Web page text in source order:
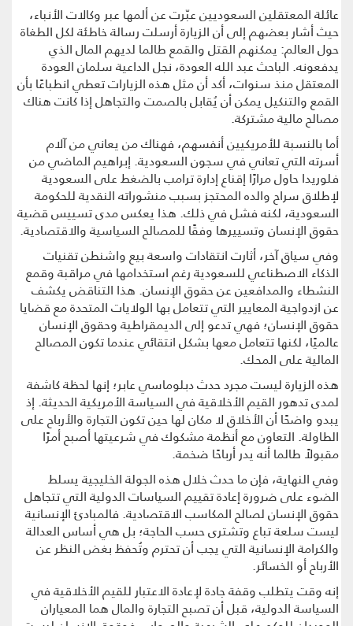
عائلة المعتقلين السعوديين عبّرت عن ألمها عبر وكالات الأنباء،
حيث أشار بعضهم إلى أن الزيارة أرسلت رسالة خاطئة لكل الطغاة
حول العالم: يمكنهم القتل والقمع طالما لديهم المال الذي
يدفعونه. الباحث عبد الله العودة، نجل الداعية سلمان العودة
المعتقل منذ سنوات، أكد أن مثل هذه الزيارات تعطي انطباعًا بأن
القمع والتنكيل يمكن أن يُقابل بالصمت والتجاهل إذا كانت هناك
مصالح مالية مشتركة.
أما بالنسبة للأمريكيين أنفسهم، فهناك من يعاني من آلام
أسرته التي تعاني في سجون السعودية. إبراهيم الماضي من
فلوريدا حاول مرارًا إقناع إدارة ترامب بالضغط على السعودية
لإطلاق سراح والده المحتجز بسبب منشوراته النقدية للحكومة
السعودية، لكنه فشل في ذلك. هذا يعكس مدى تسييس قضية
حقوق الإنسان وتسييرها وفقًا للمصالح السياسية والاقتصادية.
وفي سياق آخر، أثارت انتقادات واسعة بيع واشنطن تقنيات
الذكاء الاصطناعي للسعودية رغم استخدامها في مراقبة وقمع
النشطاء والمدافعين عن حقوق الإنسان. هذا التناقض يكشف
عن ازدواجية المعايير التي تتعامل بها الولايات المتحدة مع قضايا
حقوق الإنسان؛ فهي تدعو إلى الديمقراطية وحقوق الإنسان
عالميًا، لكنها تتعامل معها بشكل انتقائي عندما تكون المصالح
المالية على المحك.
هذه الزيارة ليست مجرد حدث دبلوماسي عابر؛ إنها لحظة كاشفة
لمدى تدهور القيم الأخلاقية في السياسة الأمريكية الحديثة. إذ
يبدو واضحًا أن الأخلاق لا مكان لها حين تكون التجارة والأرباح على
الطاولة. التعاون مع أنظمة مشكوك في شرعيتها أصبح أمرًا
مقبولاً طالما أنه يدر أرباحًا ضخمة.
وفي النهاية، فإن ما حدث خلال هذه الجولة الخليجية يسلط
الضوء على ضرورة إعادة تقييم السياسات الدولية التي تتجاهل
حقوق الإنسان لصالح المكاسب الاقتصادية. فالمبادئ الإنسانية
ليست سلعة تباع وتشترى حسب الحاجة؛ بل هي أساس العدالة
والكرامة الإنسانية التي يجب أن تحترم وتُحفظ بغض النظر عن
الأرباح أو الخسائر.
إنه وقت يتطلب وقفة جادة لإعادة الاعتبار للقيم الأخلاقية في
السياسة الدولية، قبل أن تصبح التجارة والمال هما المعياران